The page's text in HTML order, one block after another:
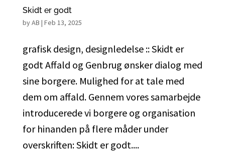
Skidt er godt
byAB | Feb 13, 2025
grafisk design, designledelse :: Skidt er
godt Affald og Genbrug ønsker dialog med
sine borgere. Mulighed for at tale med
dem om affald. Gennem vores samarbejde
introducerede vi borgere og organisation
for hinanden på flere måder under
overskriften: Skidt er godt....